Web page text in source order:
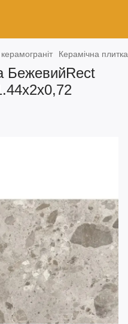
Керамічна
БежевийRect